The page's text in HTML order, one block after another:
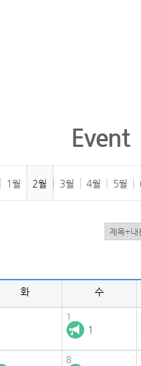
Event
1월 2월 3월 4월 5월
화 수
1
1
8